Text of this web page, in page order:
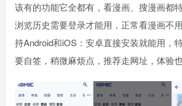
该有的功能它全都有，看漫画、搜漫画都
浏览历史需要登录才能用，正常看漫画不
持Android和iOS：安卓直接安装就能用，
要自签，稍微麻烦点，推荐走网址，体验